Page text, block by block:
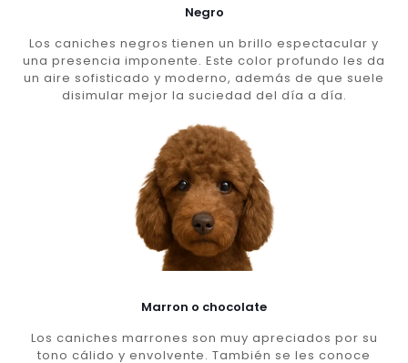
Negro
Los caniches negros tienen un brillo espectacular y
una presencia imponente. Este color profundo les da
un aire sofisticado y moderno, además de que suele
disimular mejor la suciedad del día a día.
Marron o chocolate
Los caniches marrones son muy apreciados por su
tono cálido y envolvente. También se les conoce